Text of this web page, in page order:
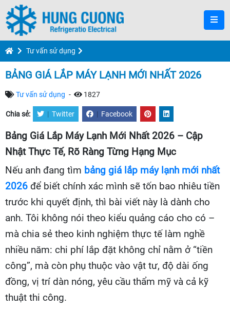
Tư vấn sử dụng
BẢNG GIÁ LẮP MÁY LẠNH MỚI NHẤT 2026
Tư vấn sử dụng - 1827
Chia sẻ: | Twitter | Facebook
Bảng Giá Lắp Máy Lạnh Mới Nhất 2026 – Cập
Nhật Thực Tế, Rõ Ràng Từng Hạng Mục
Nếu anh đang tìm bảng giá lắp máy lạnh mới nhất
2026 để biết chính xác mình sẽ tốn bao nhiêu tiền
trước khi quyết định, thì bài viết này là dành cho
anh. Tôi không nói theo kiểu quảng cáo cho có –
mà chia sẻ theo kinh nghiệm thực tế làm nghề
nhiều năm: chi phí lắp đặt không chỉ nằm ở “tiền
công”, mà còn phụ thuộc vào vật tư, độ dài ống
đồng, vị trí dàn nóng, yêu cầu thẩm mỹ và cả kỹ
thuật thi công.